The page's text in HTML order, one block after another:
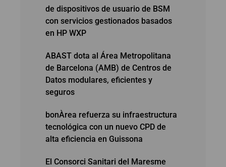
de dispositivos de usuario de BSM
con servicios gestionados basados
en HP WXP
ABAST dota al Área Metropolitana
de Barcelona (AMB) de Centros de
Datos modulares, eficientes y
seguros
bonÀrea refuerza su infraestructura
tecnológica con un nuevo CPD de
alta eficiencia en Guissona
El Consorci Sanitari del Maresme